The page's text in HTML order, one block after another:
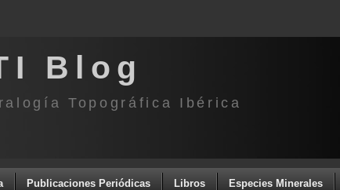
Blog
Topográfica Ibérica
Publicaciones Periódicas Libros Especies Minerales